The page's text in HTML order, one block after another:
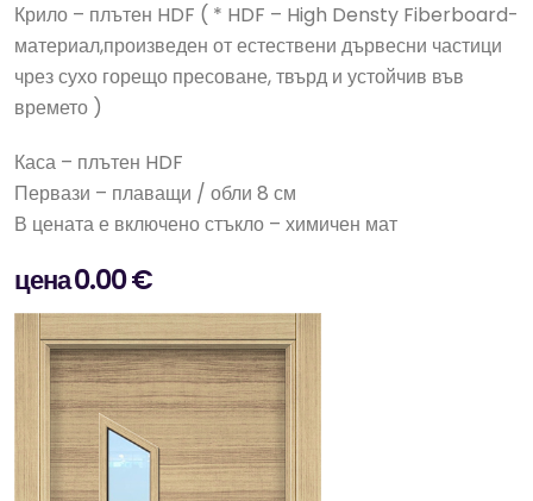
Крило – плътен HDF ( * HDF – High Densty Fiberboard-
материал,произведен от естествени дървесни частици
чрез сухо горещо пресоване, твърд и устойчив във
времето )
Каса – плътен HDF
Первази – плаващи / обли 8 см
В цената е включено стъкло – химичен мат
цена 0.00 €